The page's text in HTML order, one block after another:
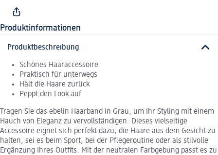
Produktinformationen
Produktbeschreibung
Schönes Haaraccessoire
Praktisch für unterwegs
Hält die Haare zurück
Peppt den Look auf
Tragen Sie das ebelin Haarband in Grau, um Ihr Styling mit einem
Hauch von Eleganz zu vervollständigen. Dieses vielseitige
Accessoire eignet sich perfekt dazu, die Haare aus dem Gesicht zu
halten, sei es beim Sport, bei der Pflegeroutine oder als stilvolle
Ergänzung Ihres Outfits. Mit der neutralen Farbgebung passt es zu